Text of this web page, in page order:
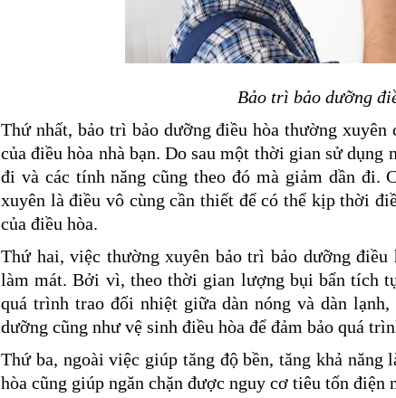
Bảo trì bảo dưỡng
Thứ nhất, bảo trì bảo dưỡng điều hòa thường xuyên
của điều hòa nhà bạn. Do sau một thời gian sử dụng
đi và các tính năng cũng theo đó mà giảm dần đi.
xuyên là điều vô cùng cần thiết để có thể kịp thời
của điều hòa.
Thứ hai, việc thường xuyên bảo trì bảo dưỡng
làm mát. Bởi vì, theo thời gian lượng bụi bẩn tích
quá trình trao đổi nhiệt giữa dàn nóng và dàn
dưỡng cũng như vệ sinh điều hòa để đảm bảo quá
Thứ ba, ngoài việc giúp tăng độ bền, tăng khả
hòa cũng giúp ngăn chặn được nguy cơ tiêu tốn điện